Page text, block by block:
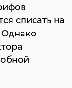
списать на